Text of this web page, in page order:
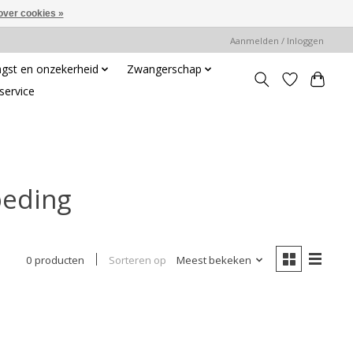
Aanmelden / Inloggen
en onzekerheid
Zwangerschap
0 producten Sorteren op Meest bekeken
cookies »